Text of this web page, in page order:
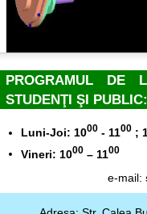
PROGRAMUL DE
STUDENŢI ŞI
Luni-Joi: 1000 - 1100 ;
Vineri: 1000 – 1100
e-mail: